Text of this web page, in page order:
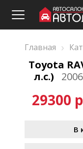
Главная ›
Toyota
л.с.)
2006
29300
В